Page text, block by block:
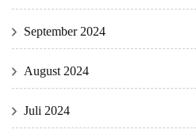
September 2024
August 2024
Juli 2024